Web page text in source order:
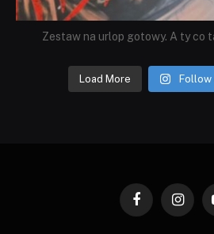
Zestaw na urlop gotowy. A ty co
Load More Follow
Facebook